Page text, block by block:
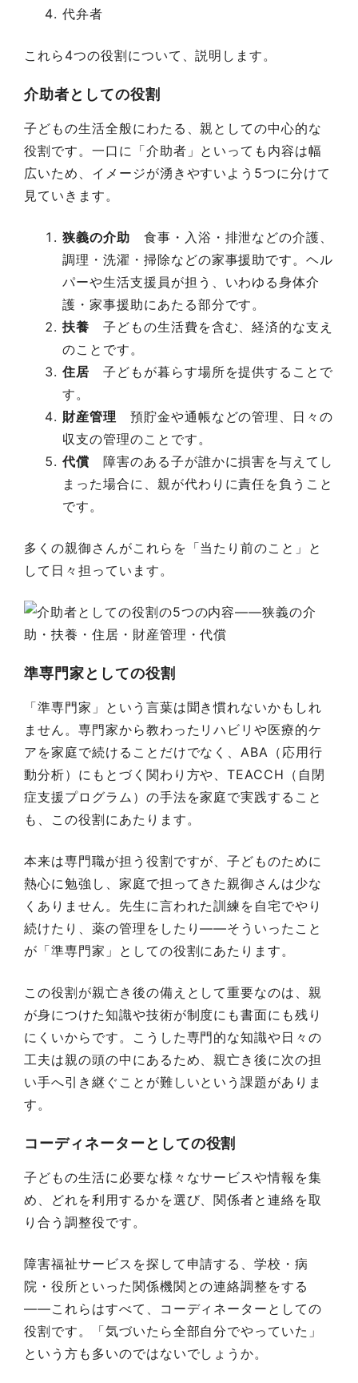
代弁者
これら4つの役割について、説明します。
介助者としての役割
子どもの生活全般にわたる、親としての中心的な
役割です。一口に「介助者」といっても内容は幅
広いため、イメージが湧きやすいよう5つに分けて
見ていきます。
狭義の介助 食事・入浴・排泄などの介護、
調理・洗濯・掃除などの家事援助です。ヘル
パーや生活支援員が担う、いわゆる身体介
護・家事援助にあたる部分です。
扶養 子どもの生活費を含む、経済的な支え
のことです。
住居 子どもが暮らす場所を提供することで
す。
財産管理 預貯金や通帳などの管理、日々の
収支の管理のことです。
代償 障害のある子が誰かに損害を与えてし
まった場合に、親が代わりに責任を負うこと
です。
多くの親御さんがこれらを「当たり前のこと」と
して日々担っています。
準専門家としての役割
「準専門家」という言葉は聞き慣れないかもしれ
ません。専門家から教わったリハビリや医療的ケ
アを家庭で続けることだけでなく、ABA（応用行
動分析）にもとづく関わり方や、TEACCH（自閉
症支援プログラム）の手法を家庭で実践すること
も、この役割にあたります。
本来は専門職が担う役割ですが、子どものために
熱心に勉強し、家庭で担ってきた親御さんは少な
くありません。先生に言われた訓練を自宅でやり
続けたり、薬の管理をしたり——そういったこと
が「準専門家」としての役割にあたります。
この役割が親亡き後の備えとして重要なのは、親
が身につけた知識や技術が制度にも書面にも残り
にくいからです。こうした専門的な知識や日々の
工夫は親の頭の中にあるため、親亡き後に次の担
い手へ引き継ぐことが難しいという課題がありま
す。
コーディネーターとしての役割
子どもの生活に必要な様々なサービスや情報を集
め、どれを利用するかを選び、関係者と連絡を取
り合う調整役です。
障害福祉サービスを探して申請する、学校・病
院・役所といった関係機関との連絡調整をする
——これらはすべて、コーディネーターとしての
役割です。「気づいたら全部自分でやっていた」
という方も多いのではないでしょうか。